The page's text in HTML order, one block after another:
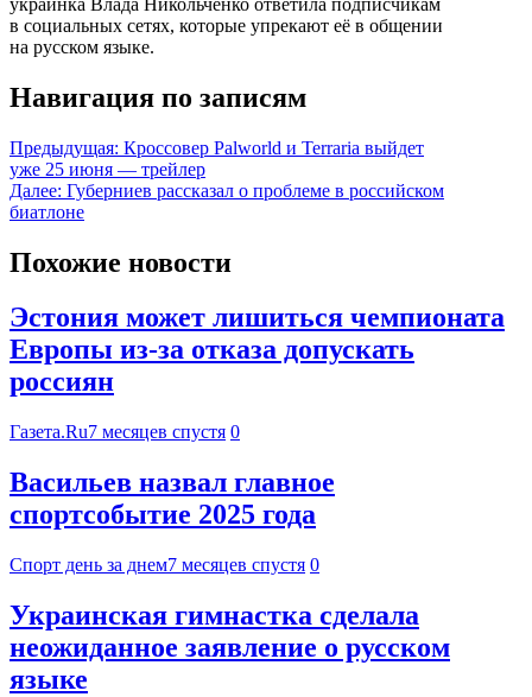
в социальных сетях, которые упрекают её в общении
на русском языке.
Навигация по записям
Предыдущая: Кроссовер Palworld и Terraria выйдет
уже 25 июня — трейлер
Далее: Губерниев рассказал о проблеме в российском
биатлоне
Похожие новости
Эстония может лишиться чемпионата
Европы из-за отказа допускать
россиян
Газета.Ru7 месяцев спустя 0
Васильев назвал главное
спортсобытие 2025 года
Спорт день за днем7 месяцев спустя 0
Украинская гимнастка сделала
неожиданное заявление о русском
языке